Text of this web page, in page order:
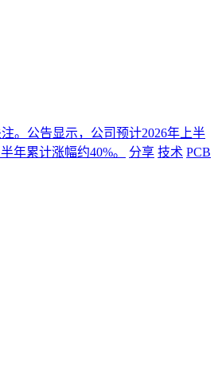
。公告显示，公司预计2026年上半
年累计涨幅约40%。 分享 技术 PCB